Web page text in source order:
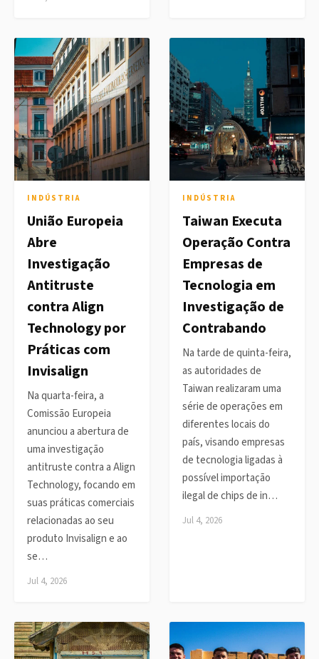
INDÚSTRIA
União Europeia
Abre
Investigação
Antitruste
contra Align
Technology por
Práticas com
Invisalign
Na quarta-feira, a
Comissão Europeia
anunciou a abertura de
uma investigação
antitruste contra a Align
Technology, focando em
suas práticas comerciais
relacionadas ao seu
produto Invisalign e ao
se…
Jul 4, 2026
INDÚSTRIA
Taiwan Executa
Operação Contra
Empresas de
Tecnologia em
Investigação de
Contrabando
Na tarde de quinta-feira,
as autoridades de
Taiwan realizaram uma
série de operações em
diferentes locais do
país, visando empresas
de tecnologia ligadas à
possível importação
ilegal de chips de in…
Jul 4, 2026